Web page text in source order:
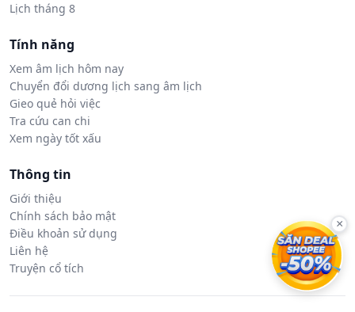
Lịch tháng 8
Tính năng
Xem âm lịch hôm nay
Chuyển đổi dương lịch sang âm lịch
Gieo quẻ hỏi việc
Tra cứu can chi
Xem ngày tốt xấu
Thông tin
Giới thiệu
Chính sách bảo mật
Điều khoản sử dụng
Liên hệ
Truyện cổ tích
×